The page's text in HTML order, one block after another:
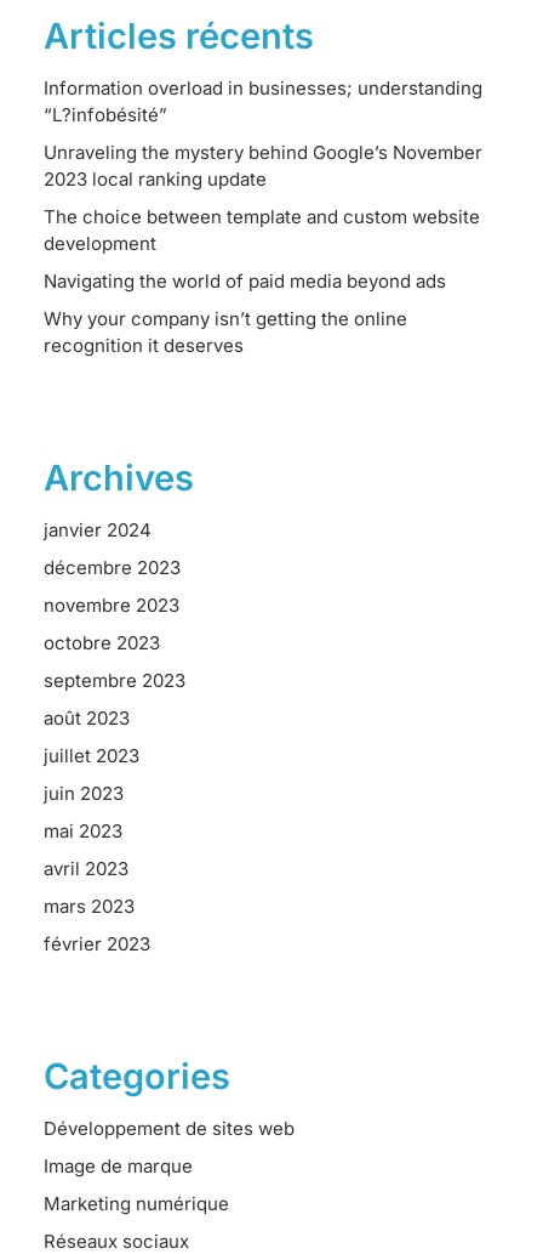
Articles récents
Information overload in businesses; understanding
“L?infobésité”
Unraveling the mystery behind Google’s November
2023 local ranking update
The choice between template and custom website
development
Navigating the world of paid media beyond ads
Why your company isn’t getting the online
recognition it deserves
Archives
janvier 2024
décembre 2023
novembre 2023
octobre 2023
septembre 2023
août 2023
juillet 2023
juin 2023
mai 2023
avril 2023
mars 2023
février 2023
Categories
Développement de sites web
Image de marque
Marketing numérique
Réseaux sociaux